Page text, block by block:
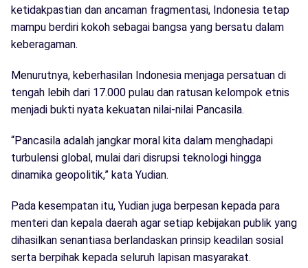
ketidakpastian dan ancaman fragmentasi, Indonesia tetap
mampu berdiri kokoh sebagai bangsa yang bersatu dalam
keberagaman.
Menurutnya, keberhasilan Indonesia menjaga persatuan di
tengah lebih dari 17.000 pulau dan ratusan kelompok etnis
menjadi bukti nyata kekuatan nilai-nilai Pancasila.
“Pancasila adalah jangkar moral kita dalam menghadapi
turbulensi global, mulai dari disrupsi teknologi hingga
dinamika geopolitik,” kata Yudian.
Pada kesempatan itu, Yudian juga berpesan kepada para
menteri dan kepala daerah agar setiap kebijakan publik yang
dihasilkan senantiasa berlandaskan prinsip keadilan sosial
serta berpihak kepada seluruh lapisan masyarakat.